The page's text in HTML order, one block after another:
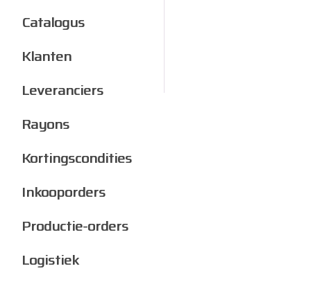
Catalogus
Klanten
Leveranciers
Rayons
Kortingscondities
Inkooporders
Productie-orders
Logistiek